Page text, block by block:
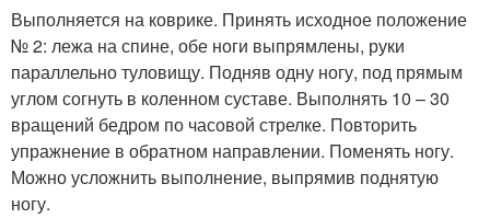
Выполняется на коврике. Принять исходное положение
№ 2: лежа на спине, обе ноги выпрямлены, руки
параллельно туловищу. Подняв одну ногу, под прямым
углом согнуть в коленном суставе. Выполнять 10 – 30
вращений бедром по часовой стрелке. Повторить
упражнение в обратном направлении. Поменять ногу.
Можно усложнить выполнение, выпрямив поднятую
ногу.